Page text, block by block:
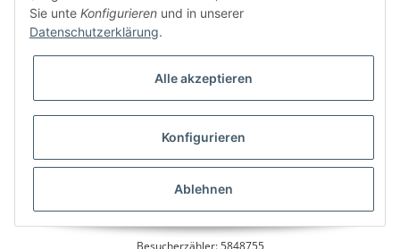
jederzeit widerruflich Informationen zu Ihrem Produktsortiment per E-Mail zu.
* Alle Preise inkl. gesetzlicher USt., zzgl.
Sie unte Konfigurieren und in unserer
Datenschutzerklärung.
Alle akzeptieren
Konfigurieren
Ablehnen